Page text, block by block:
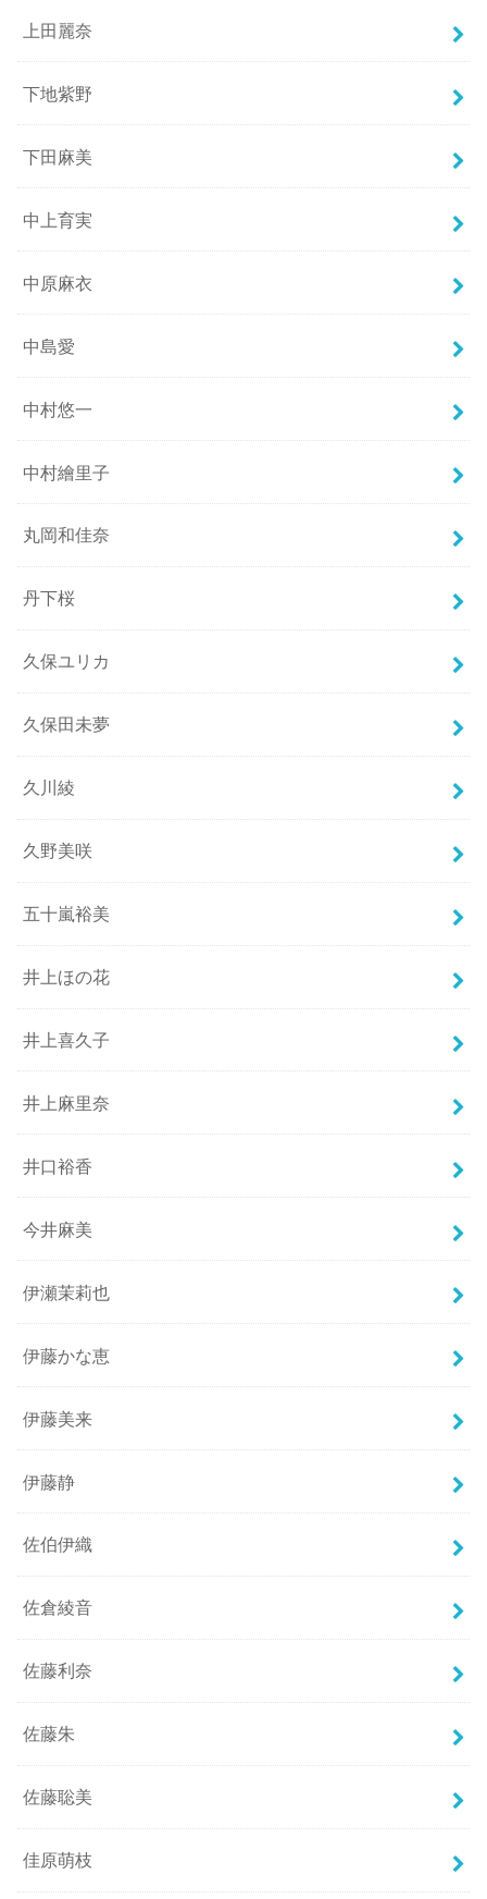
上田麗奈
下地紫野
下田麻美
中上育実
中原麻衣
中島愛
中村悠一
中村繪里子
丸岡和佳奈
丹下桜
久保ユリカ
久保田未夢
久川綾
久野美咲
五十嵐裕美
井上ほの花
井上喜久子
井上麻里奈
井口裕香
今井麻美
伊瀬茉莉也
伊藤かな恵
伊藤美来
伊藤静
佐伯伊織
佐倉綾音
佐藤利奈
佐藤朱
佐藤聡美
佳原萌枝